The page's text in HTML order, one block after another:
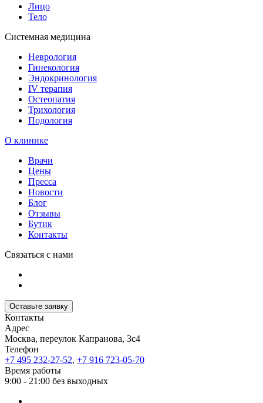
Лицо
Тело
Системная медицина
Неврология
Гинекология
Эндокринология
IV терапия
Остеопатия
Трихология
Подология
О клинике
Врачи
Цены
Пресса
Новости
Блог
Отзывы
Бутик
Контакты
Связаться с нами
Оставьте заявку
Контакты
Адрес
Москва, переулок Капранова, 3с4
Телефон
+7 495 232-27-52, +7 916 723-05-70
Время работы
9:00 - 21:00 без выходных